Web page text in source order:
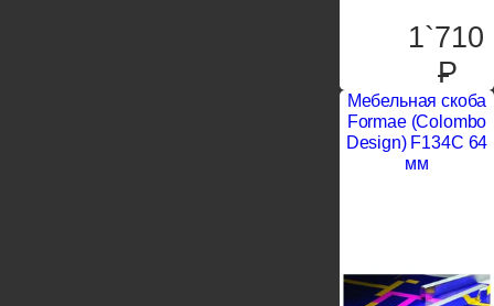
1`710
P
Мебельная скоба
Formae (Colombo
Design) F134C 64
мм